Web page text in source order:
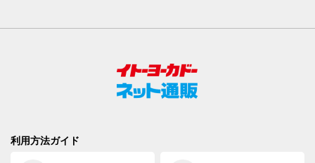
利用方法ガイド